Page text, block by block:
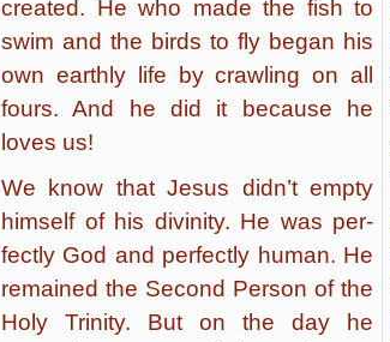
created. He who made the fish to
swim and the birds to fly began his
own earthly life by crawling on all
fours. And he did it because he
loves us!
We know that Jesus didn’t empty
himself of his divinity. He was per­
fectly God and perfectly human. He
remained the Second Person of the
Holy Trinity. But on the day he